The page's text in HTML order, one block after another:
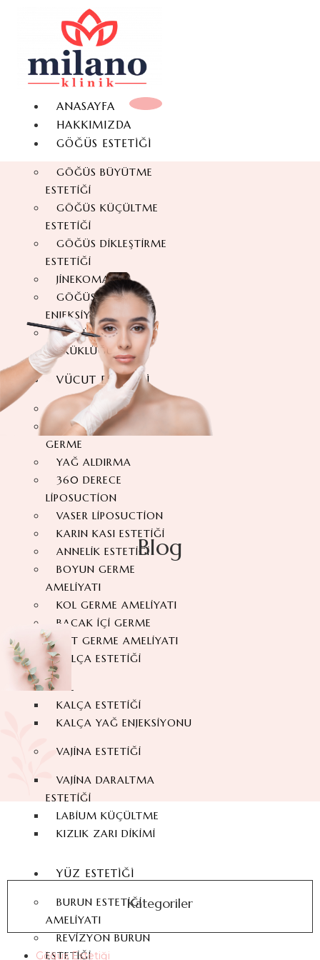
ANASAYFA
HAKKIMIZDA
GÖĞÜS ESTETIĞI
GÖĞÜS BÜYÜTME
ESTETIĞI
GÖĞÜS KÜÇÜLTME
ESTETIĞI
GÖĞÜS DIKLEŞTIRME
ESTETIĞI
JINEKOMASTI
GÖĞÜS YAĞ
ENJEKSIYONU
GÖĞÜS BAŞI
ÇÖKÜKLÜĞÜ
VÜCUT ESTETIĞI
KARIN GERME ESTETIĞI
360 DERECE KARIN
GERME
YAĞ ALDIRMA
360 DERECE
LIPOSUCTION
VASER LIPOSUCTION
KARIN KASI ESTETIĞI
ANNELIK ESTETIĞI
BOYUN GERME
AMELIYATI
KOL GERME AMELIYATI
BACAK İÇI GERME
SIRT GERME AMELIYATI
KALÇA ESTETIĞI
BBL
KALÇA ESTETIĞI
KALÇA YAĞ ENJEKSIYONU
VAJINA ESTETIĞI
VAJINA DARALTMA
ESTETIĞI
LABIUM KÜÇÜLTME
KIZLIK ZARI DIKIMI
YÜZ ESTETIĞI
BURUN ESTETIĞI
AMELIYATI
REVIZYON BURUN
ESTETIĞI
Blog
Kategoriler
Göğüs Estetiği